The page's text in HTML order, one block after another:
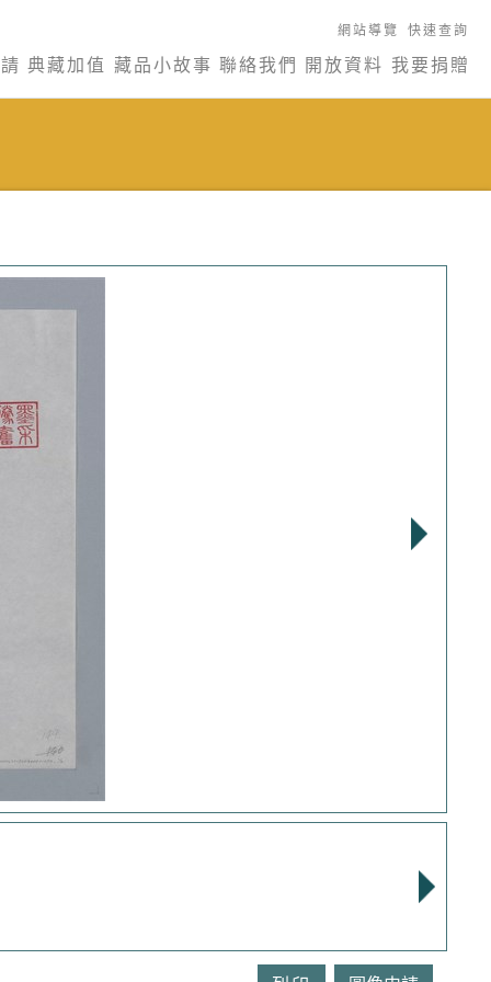
網站導覽 快速查詢
典藏加值 藏品小故事 聯絡我們 開放資料 我要捐贈